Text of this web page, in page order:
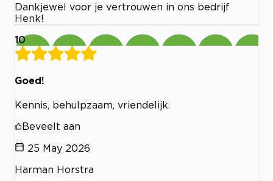
Dankjewel voor je vertrouwen in ons bedrijf
Henk!
10
Goed!
Kennis, behulpzaam, vriendelijk.
Beveelt aan
25 May 2026
Harman Horstra